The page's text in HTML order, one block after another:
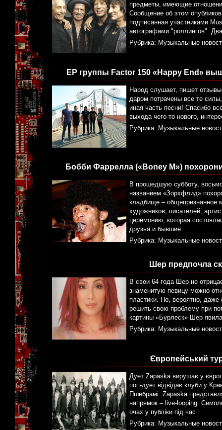
предметы, имеющие
Сообщение об этом
подписанная участниками
автографами "роллингов".
Рубрика: Музыкальные
ЕР группы Factor 150 «Happy End»
Народ слушает, пишет
даром потрачены все те
иная часть песни! Спасибо
выхода чего-то нового,
Рубрика: Музыкальные
Бобби Фаррелла («Boney M»)
В прошедшую субботу,
названием «Зорхфлид»
кладбище – общепризнанное
художников, писателей,
церемонию, которая
друзья и бывшие
Рубрика: Музыкальные
Шер предпочла
В свои 64 года Шер не
знаменитую певицу можно
пластики. Но, вероятно, даже
решить свою проблему при
картины «Бурлеск» Шер
Рубрика: Музыкальные
Європейський
Дует Zapaska вирушає у
поп-дует відвідає клуби у
Пшибрамі. Zapaska
напрямок – live-looping.
очах у публіки під час
Рубрика: Музыкальные